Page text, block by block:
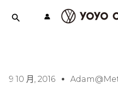
9 10 月, 2016